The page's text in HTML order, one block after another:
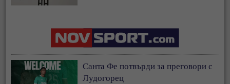
Санта Фе потвърди за преговори с
Лудогорец